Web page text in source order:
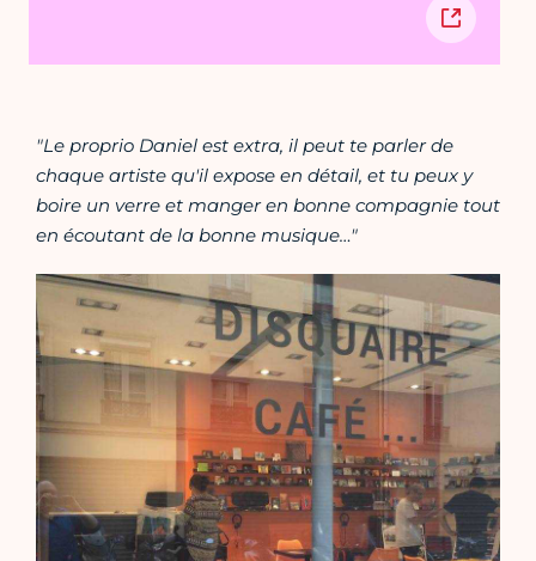
"Le proprio Daniel est extra, il peut te parler de
chaque artiste qu'il expose en détail, et tu peux y
boire un verre et manger en bonne compagnie tout
en écoutant de la bonne musique…"